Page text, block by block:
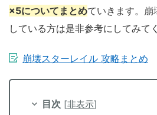
×5についてまとめていきます。崩
している方は是非参考にしてみて
崩壊スターレイル 攻略まとめ
目次 [非表示]